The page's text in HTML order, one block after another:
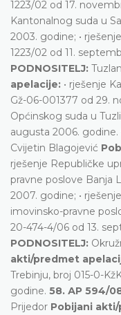
1223/02 od 17.
Kantonalnog suda u
2003. godine; •
1223/02 od 11.
PODNOSITELJ:
apelacije: • rješenje
Gž-06-001377 od 29.
Općinskog suda u
augusta 2006. godine.
Cvijetin Blagojević
rješenje Republičke
pravne poslove Banja
2007. godine; •
imovinsko-pravne
20-474-4/06 od 13.
PODNOSITELJ:
akti/predmet
Trebinju, broj 015-0-
godine. 58. АP 594/
Prijedor Pobijani